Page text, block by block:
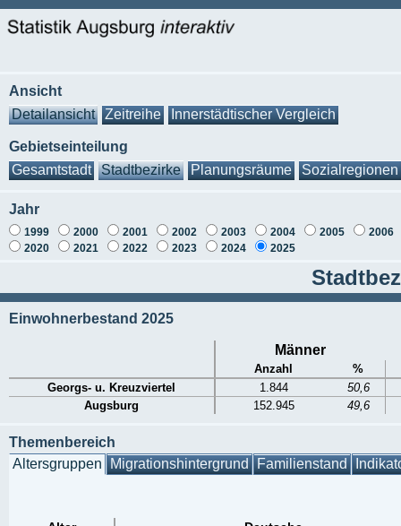
Ansicht
Detailansicht
Zeitreihe Innerstädtischer Vergleich
Gebietseinteilung
Gesamtstadt
Stadtbezirke Planungsräume Sozialregionen
Jahr
1999 2000 2001 2002 2003 2004 2005
2006
2020
2021 2022 2023 2024 2025
Einwohnerbestand 2025
Männer
Anzahl
%
Georgs- u. Kreuzviertel
1.844
50,6
Augsburg
152.945 49,6
Themenbereich
Altersgruppen Migrationshintergrund Familienstand